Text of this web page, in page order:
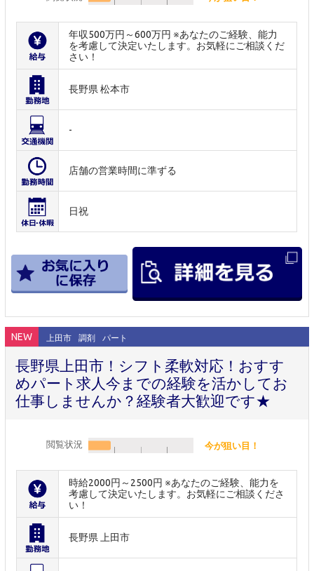
年収500万円～600万円 ※あなたのご経験、能力
を考慮して決定いたします。お気軽にご相談くだ
さい！
長野県 松本市
-
店舗の営業時間に準ずる
日祝
NEW 上田市 調剤 パート
長野県上田市！シフト柔軟対応！おすす
めパート求人今までの経験を活かしてお
仕事しませんか？経験者大歓迎です★
閲覧状況 今が狙い目！
時給2000円～2500円 ※あなたのご経験、能力を
考慮して決定いたします。お気軽にご相談くださ
い！
長野県 上田市